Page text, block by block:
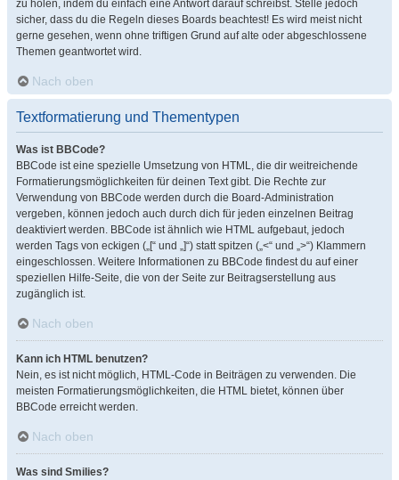
zu holen, indem du einfach eine Antwort darauf schreibst. Stelle jedoch
sicher, dass du die Regeln dieses Boards beachtest! Es wird meist nicht
gerne gesehen, wenn ohne triftigen Grund auf alte oder abgeschlossene
Themen geantwortet wird.
Nach oben
Textformatierung und Thementypen
Was ist BBCode?
BBCode ist eine spezielle Umsetzung von HTML, die dir weitreichende
Formatierungsmöglichkeiten für deinen Text gibt. Die Rechte zur
Verwendung von BBCode werden durch die Board-Administration
vergeben, können jedoch auch durch dich für jeden einzelnen Beitrag
deaktiviert werden. BBCode ist ähnlich wie HTML aufgebaut, jedoch
werden Tags von eckigen („[“ und „]“) statt spitzen („<“ und „>“) Klammern
eingeschlossen. Weitere Informationen zu BBCode findest du auf einer
speziellen Hilfe-Seite, die von der Seite zur Beitragserstellung aus
zugänglich ist.
Nach oben
Kann ich HTML benutzen?
Nein, es ist nicht möglich, HTML-Code in Beiträgen zu verwenden. Die
meisten Formatierungsmöglichkeiten, die HTML bietet, können über
BBCode erreicht werden.
Nach oben
Was sind Smilies?